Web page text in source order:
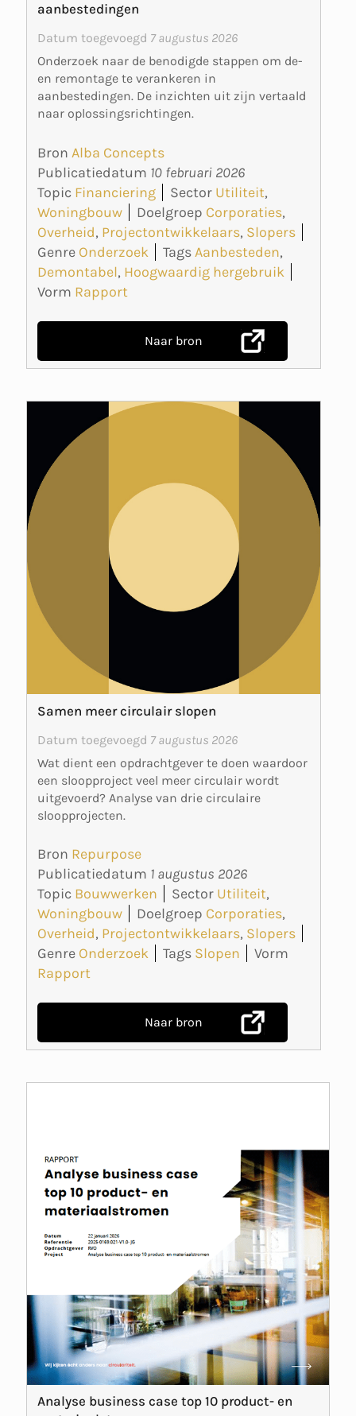
aanbestedingen
Datum toegevoegd 7 augustus 2026
Onderzoek naar de benodigde stappen om de-
en remontage te verankeren in
aanbestedingen. De inzichten uit zijn vertaald
naar oplossingsrichtingen.
Bron Alba Concepts
Publicatiedatum 10 februari 2026
Topic Financiering Sector Utiliteit,
Woningbouw
Doelgroep Corporaties,
Overheid, Projectontwikkelaars, Slopers
Genre Onderzoek TagsAanbesteden,
Demontabel, Hoogwaardig hergebruik
Vorm Rapport
Naar bron
Samen meer circulair slopen
Datum toegevoegd 7 augustus 2026
Wat dient een opdrachtgever te doen waardoor
een sloopproject veel meer circulair wordt
uitgevoerd? Analyse van drie circulaire
sloopprojecten.
Bron Repurpose
Publicatiedatum 1 augustus 2026
Topic Bouwwerken Sector Utiliteit,
Woningbouw
Doelgroep Corporaties,
Overheid, Projectontwikkelaars, Slopers
Genre Onderzoek Tags Slopen
Vorm
Rapport
Naar bron
Analyse business case top 10 product- en